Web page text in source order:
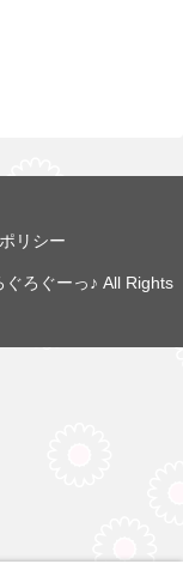
リシー
ろぐーっ♪ All Rights